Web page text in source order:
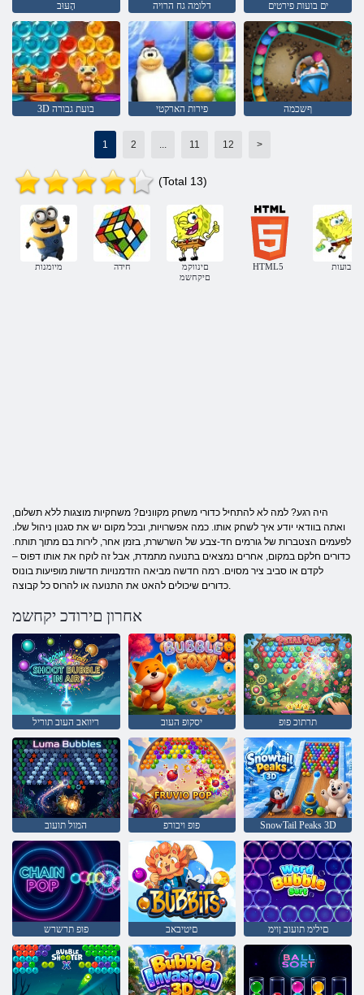
הָעּוּב דלומה גח הרויה ים בועות פירטים
3D בועת גבורה פירות הארקטי ףשכמה
1 2 ... 11 12 >
(Total 13)
מיומנות חידה
םינווקמ
םיקחשמ
HTML5 בועות
היה רגע? למה לא להתחיל כדורי משחק מקוונים? משחקיות מוצגות ללא תשלום,
ואתה בוודאי יודע איך לשחק אותו. כמה אפשרויות, ובכל מקום יש את סגנון ניהול שלו.
לפעמים הצטברות של גורמים חד-צבע של השרשרת, בזמן אחר, לירות בם מתוך תותח.
כדורים חלקם במקום, אחרים נמצאים בתנועה מתמדת, אבל זה לוקח את אותו דפוס –
לקדם או סביב ציר מסוים. רמה חדשה מביאה הזדמנויות חדשות מופיעות בונוס
כדורים שיכולים להאט את התנועה או להרוס כל קבוצה.
אחרון םירודכ יקחשמ
ריוואב העוב תוריל יסקופ העוב תרתוכ פופ
המול תועוב פופ ויבורפ SnowTail Peaks 3D
פופ תרשרש םיטיבאב םילימ תועוב ןוימ